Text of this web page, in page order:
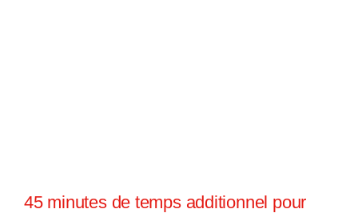
45 minutes de temps additionnel pour